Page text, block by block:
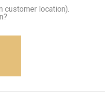
customer location).